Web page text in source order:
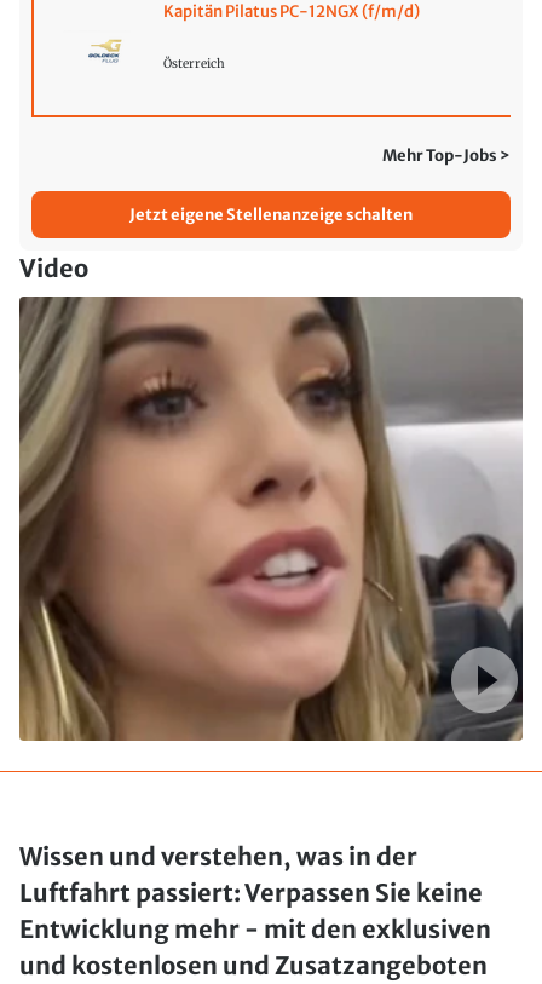
Kapitän Pilatus PC-12NGX (f/m/d)
Österreich
Mehr Top-Jobs >
Jetzt eigene Stellenanzeige schalten
Video
Wissen und verstehen, was in der
Luftfahrt passiert: Verpassen Sie keine
Entwicklung mehr - mit den exklusiven
und kostenlosen und Zusatzangeboten